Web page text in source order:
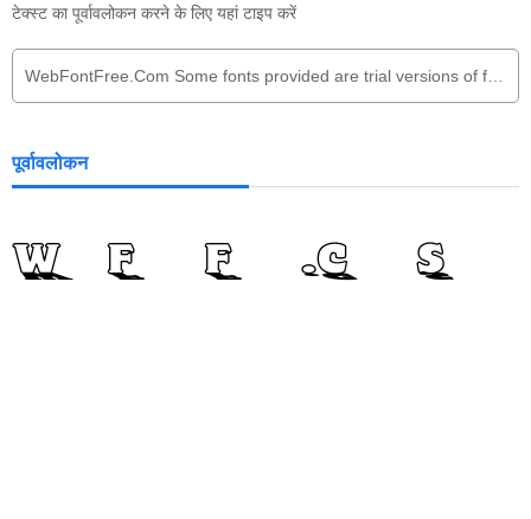
टेक्स्ट का पूर्वावलोकन करने के लिए यहां टाइप करें
पूर्वावलोकन
WebFontFree.Com Some